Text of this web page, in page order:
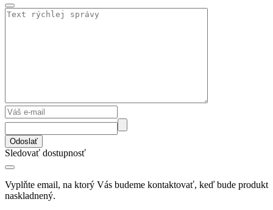
Odoslať
Sledovať dostupnosť
Vyplňte email, na ktorý Vás budeme kontaktovať, keď bude produkt
naskladnený.